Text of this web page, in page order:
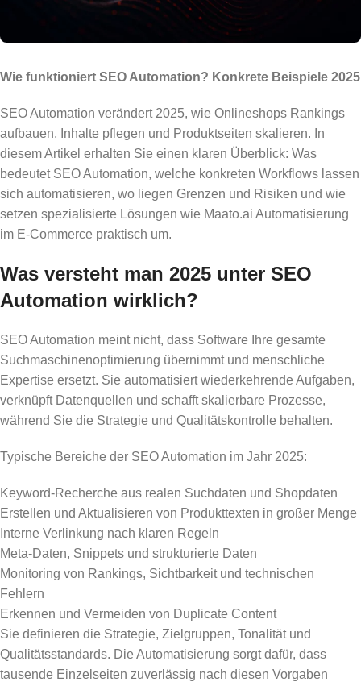
Wie funktioniert SEO Automation? Konkrete Beispiele 2025
SEO Automation verändert 2025, wie Onlineshops Rankings
aufbauen, Inhalte pflegen und Produktseiten skalieren. In
diesem Artikel erhalten Sie einen klaren Überblick: Was
bedeutet SEO Automation, welche konkreten Workflows lassen
sich automatisieren, wo liegen Grenzen und Risiken und wie
setzen spezialisierte Lösungen wie Maato.ai Automatisierung
im E-Commerce praktisch um.
Was versteht man 2025 unter SEO
Automation wirklich?
SEO Automation meint nicht, dass Software Ihre gesamte
Suchmaschinenoptimierung übernimmt und menschliche
Expertise ersetzt. Sie automatisiert wiederkehrende Aufgaben,
verknüpft Datenquellen und schafft skalierbare Prozesse,
während Sie die Strategie und Qualitätskontrolle behalten.
Typische Bereiche der SEO Automation im Jahr 2025:
Keyword-Recherche aus realen Suchdaten und Shopdaten
Erstellen und Aktualisieren von Produkttexten in großer Menge
Interne Verlinkung nach klaren Regeln
Meta-Daten, Snippets und strukturierte Daten
Monitoring von Rankings, Sichtbarkeit und technischen
Fehlern
Erkennen und Vermeiden von Duplicate Content
Sie definieren die Strategie, Zielgruppen, Tonalität und
Qualitätsstandards. Die Automatisierung sorgt dafür, dass
tausende Einzelseiten zuverlässig nach diesen Vorgaben